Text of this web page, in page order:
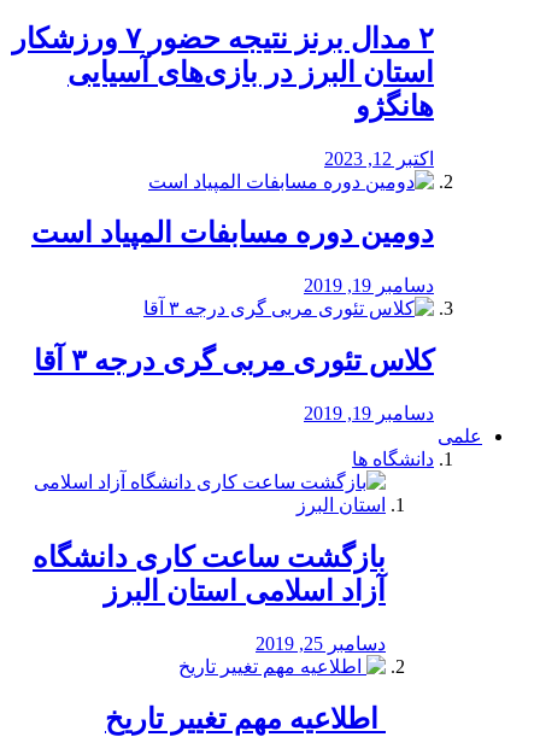
۲ مدال برنز نتیجه حضور ۷ ورزشکار
استان البرز در بازی‌های آسیایی
هانگژو
اکتبر 12, 2023
دومین دوره مسابفات المپیاد است
دسامبر 19, 2019
کلاس تئوری مربی گری درجه ۳ آقا
دسامبر 19, 2019
علمی
دانشگاه ها
بازگشت ساعت کاری دانشگاه
آزاد اسلامی استان البرز
دسامبر 25, 2019
️ اطلاعیه مهم تغییر تاریخ